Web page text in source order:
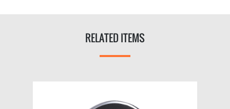
RELATED ITEMS